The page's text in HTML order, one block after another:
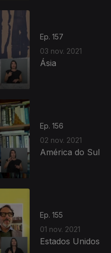
Ep. 157
03 nov. 2021
Ásia
Ep. 156
02 nov. 2021
América do Sul
Ep. 155
01 nov. 2021
Estados Unidos